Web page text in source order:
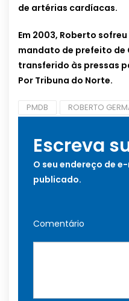
de artérias cardíacas.
Em 2003, Roberto
mandato de prefeito de
transferido às pressas
Por Tribuna do Norte.
PMDB ROBERTO
Escreva
O seu endereço de
publicado.
Comentário